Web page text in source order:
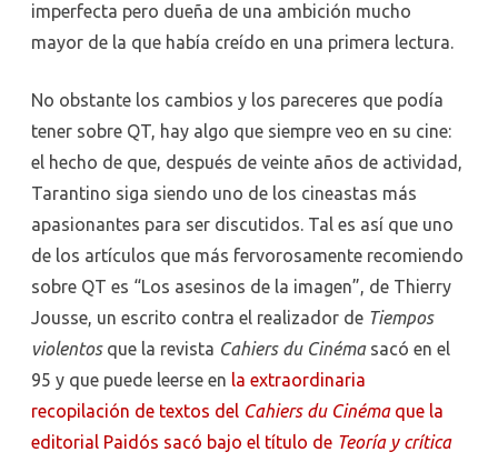
imperfecta pero dueña de una ambición mucho
mayor de la que había creído en una primera lectura.
No obstante los cambios y los pareceres que podía
tener sobre QT, hay algo que siempre veo en su cine:
el hecho de que, después de veinte años de actividad,
Tarantino siga siendo uno de los cineastas más
apasionantes para ser discutidos. Tal es así que uno
de los artículos que más fervorosamente recomiendo
sobre QT es “Los asesinos de la imagen”, de Thierry
Jousse, un escrito contra el realizador de Tiempos
violentosque la revista Cahiers du Cinémasacó en el
95 y que puede leerse en la extraordinaria
recopilación de textos del Cahiers du Cinémaque la
editorial Paidós sacó bajo el título de Teoría y crítica